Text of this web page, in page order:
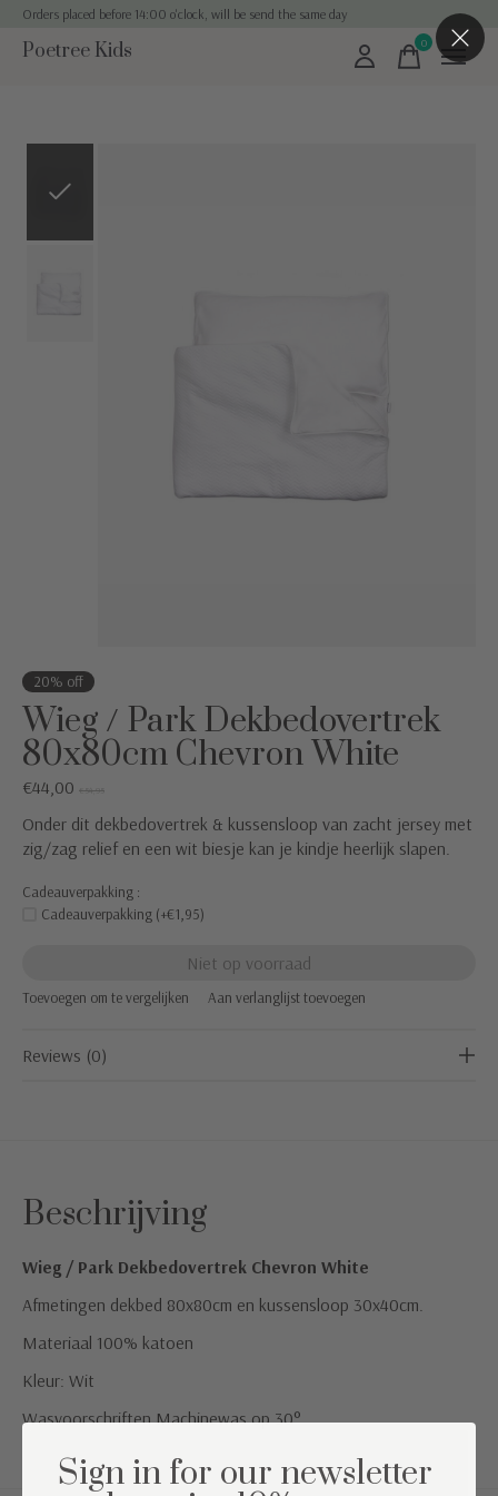
Orders placed before 14:00 o'clock, will be send the same day
Poetree Kids 0items
20% off
Wieg / Park Dekbedovertrek
80x80cm Chevron White
€44,00 €54,95
Onder dit dekbedovertrek & kussensloop van zacht jersey met
zig/zag relief en een wit biesje kan je kindje heerlijk slapen.
Cadeauverpakking :
Cadeauverpakking (+€1,95)
Niet op voorraad
Toevoegen om te vergelijken Aan verlanglijst toevoegen
Reviews (0)
Beschrijving
Wieg / Park Dekbedovertrek Chevron White
Afmetingen dekbed 80x80cm en kussensloop 30x40cm.
Materiaal 100% katoen
Kleur: Wit
Wasvoorschriften Machinewas op 30°
Sign in for our newsletter